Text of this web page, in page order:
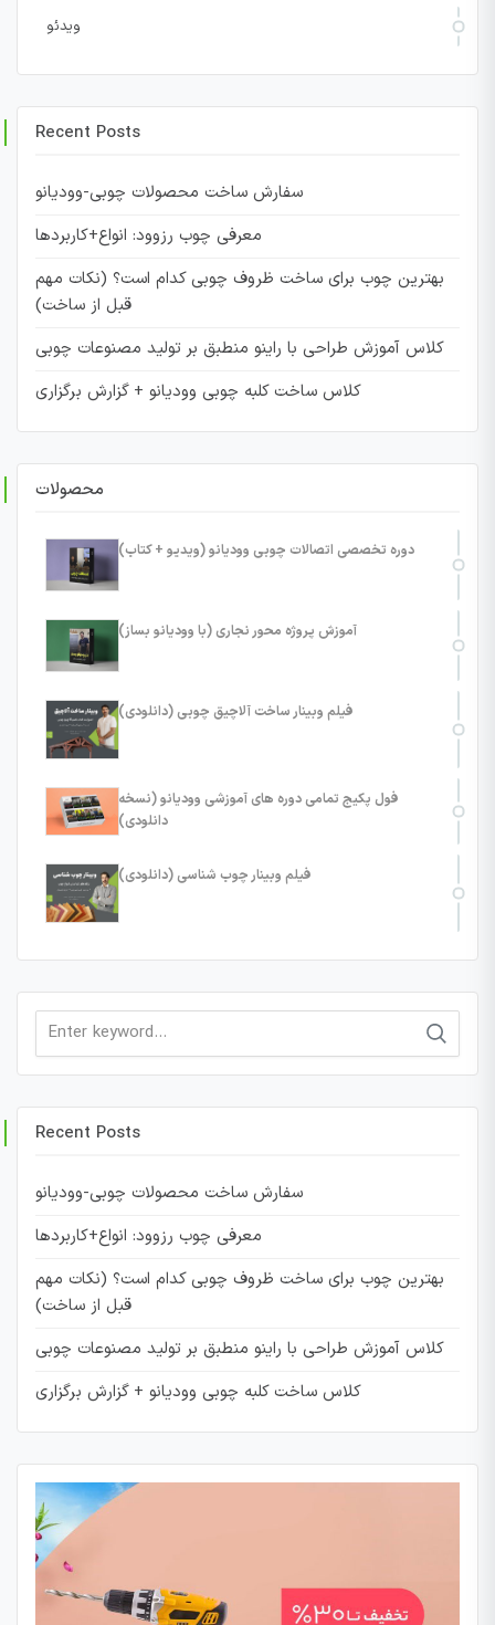
ویدئو
Recent Posts
سفارش ساخت محصولات چوبی-وودیانو
معرفی چوب رزوود: انواع+کاربردها
بهترین چوب برای ساخت ظروف چوبی کدام است؟ (نکات مهم
قبل از ساخت)
کلاس آموزش طراحی با راینو منطبق بر تولید مصنوعات چوبی
کلاس ساخت کلبه چوبی وودیانو + گزارش برگزاری
محصولات
دوره تخصصی اتصالات چوبی وودیانو (ویدیو + کتاب)
آموزش پروژه محور نجاری (با وودیانو بساز)
فیلم وبینار ساخت آلاچیق چوبی (دانلودی)
فول پکیج تمامی دوره های آموزشی وودیانو (نسخه
دانلودی)
فیلم وبینار چوب شناسی (دانلودی)
Search
Recent Posts
سفارش ساخت محصولات چوبی-وودیانو
معرفی چوب رزوود: انواع+کاربردها
بهترین چوب برای ساخت ظروف چوبی کدام است؟ (نکات مهم
قبل از ساخت)
کلاس آموزش طراحی با راینو منطبق بر تولید مصنوعات چوبی
کلاس ساخت کلبه چوبی وودیانو + گزارش برگزاری